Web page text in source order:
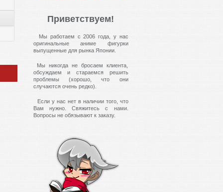
Приветствуем!
Мы работаем с 2006 года, у нас
оригинальные аниме фигурки
выпущенные для рынка Японии.
Мы никогда не бросаем клиента,
обсуждаем и стараемся решить
проблемы (хорошо, что они
случаются очень редко).
Если у нас нет в наличии того, что
Вам нужно. Свяжитесь с нами.
Вопросы не обязывают к заказу.